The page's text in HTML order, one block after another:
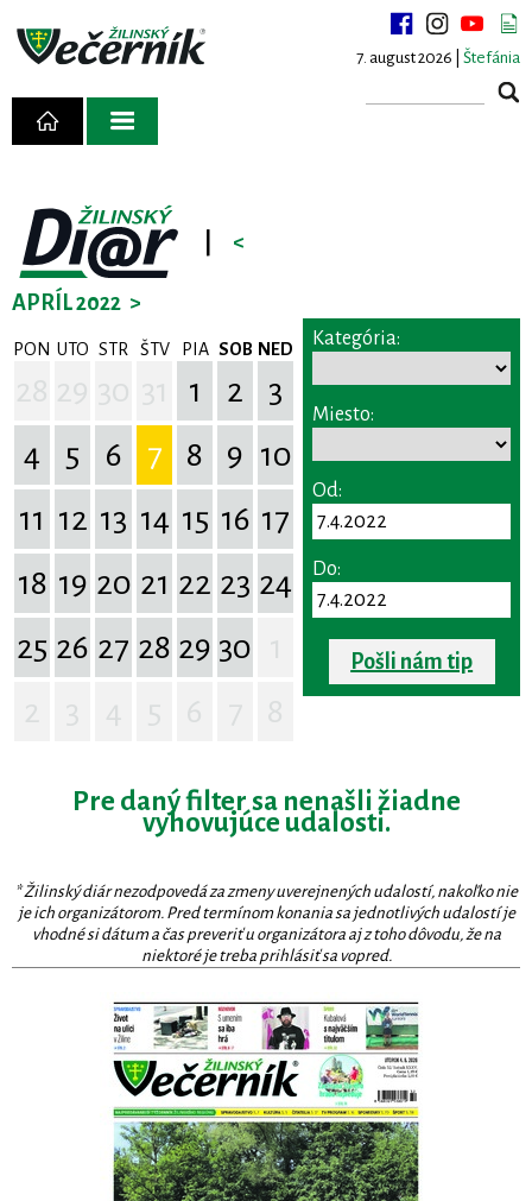
7. august 2026 | Štefánia
<
APRÍL 2022 >
PON UTO STR ŠTV PIA SOB NED
1 2
3
4
5 6 7 8 9 10
11 12 13 14 15 16 17
18 19 20 21 22 23 24
25 26 27 28 29 30
Kategória:
Miesto:
Od:
Do:
Pošli nám tip
Pre daný filter sa nenašli žiadne
vyhovujúce udalosti.
* Žilinský diár nezodpovedá za zmeny uverejnených udalostí, nakoľko nie
je ich organizátorom. Pred termínom konania sa jednotlivých udalostí je
vhodné si dátum a čas preveriť u organizátora aj z toho dôvodu, že na
niektoré je treba prihlásiť sa vopred.